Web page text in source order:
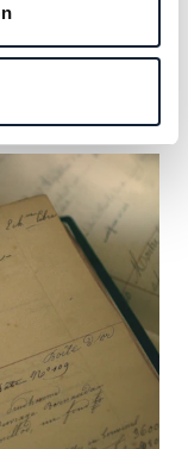
inscrire le vôtre.